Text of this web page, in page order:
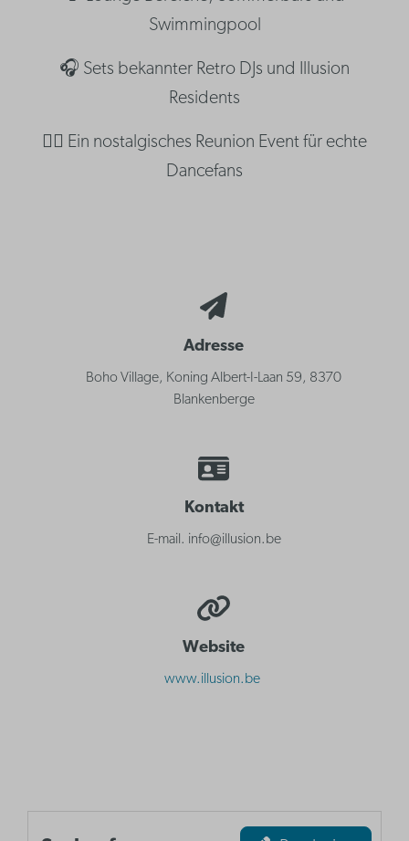
Swimmingpool
🎧 Sets bekannter Retro DJs und Illusion
Residents
👯‍♂️ Ein nostalgisches Reunion Event für echte
Dancefans
Adresse
Boho Village, Koning Albert-I-Laan 59, 8370
Blankenberge
Kontakt
E-mail. info@illusion.be
Website
www.illusion.be